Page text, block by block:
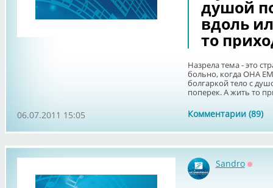
душой
вдоль
то
Назрела тема - это
больно, когда ОНА
болгаркой тело с
поперек. А жить то
Комментарии (89)
06.07.2011 15:05
Sandro